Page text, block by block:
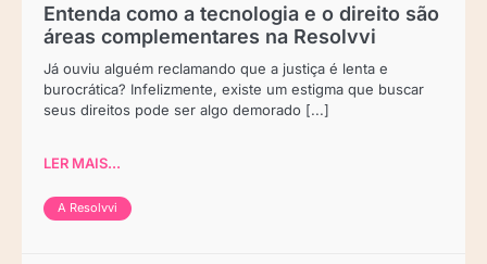
Entenda como a tecnologia e o direito são
áreas complementares na Resolvvi
Já ouviu alguém reclamando que a justiça é lenta e
burocrática? Infelizmente, existe um estigma que buscar
seus direitos pode ser algo demorado [...]
LER MAIS...
A Resolvvi